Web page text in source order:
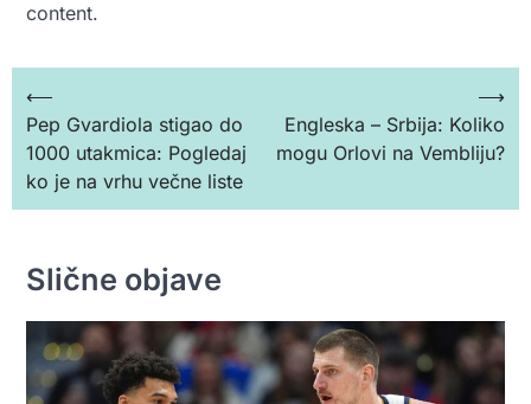
content.
Кретање
чланка
⟵
Pep Gvardiola stigao do
1000 utakmica: Pogledaj
ko je na vrhu večne liste
Engleska – Srbija: Koliko
mogu Orlovi na Vembliju?
⟶
Slične objave